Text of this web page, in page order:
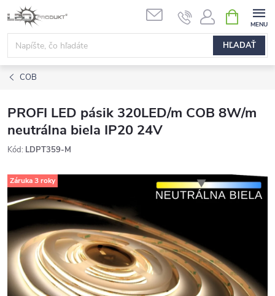
Prejsť
na
obsah
HĽADAŤ
KOŠÍK
COB
PROFI LED pásik 320LED/m COB 8W/m
neutrálna biela IP20 24V
Kód: LDPT359-M
Záruka 3 roky